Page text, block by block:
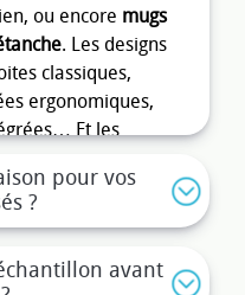
ou encore mugs
. Les designs
classiques,
ergonomiques,
Et les
du café
Le mug en métal
et
un excellent choix
pour vos
?
avant